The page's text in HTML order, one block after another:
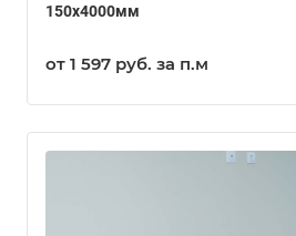
150х4000мм
от 1 597 руб. за п.м